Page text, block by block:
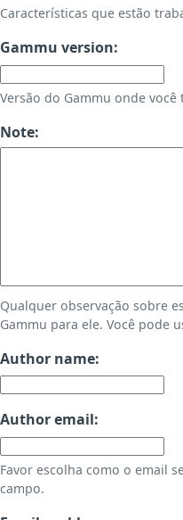
Características que estão
Gammu version:
Versão do Gammu onde
Note:
Qualquer observação sobre
Gammu para ele. Você pode
Author name:
Author email:
Favor escolha como o email
campo.